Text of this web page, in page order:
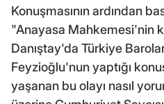
Konuşmasının ardından
"Anayasa Mahkemesi'nin
Danıştay'da Türkiye
Feyzioğlu'nun yaptığı
yaşanan bu olayı nasıl